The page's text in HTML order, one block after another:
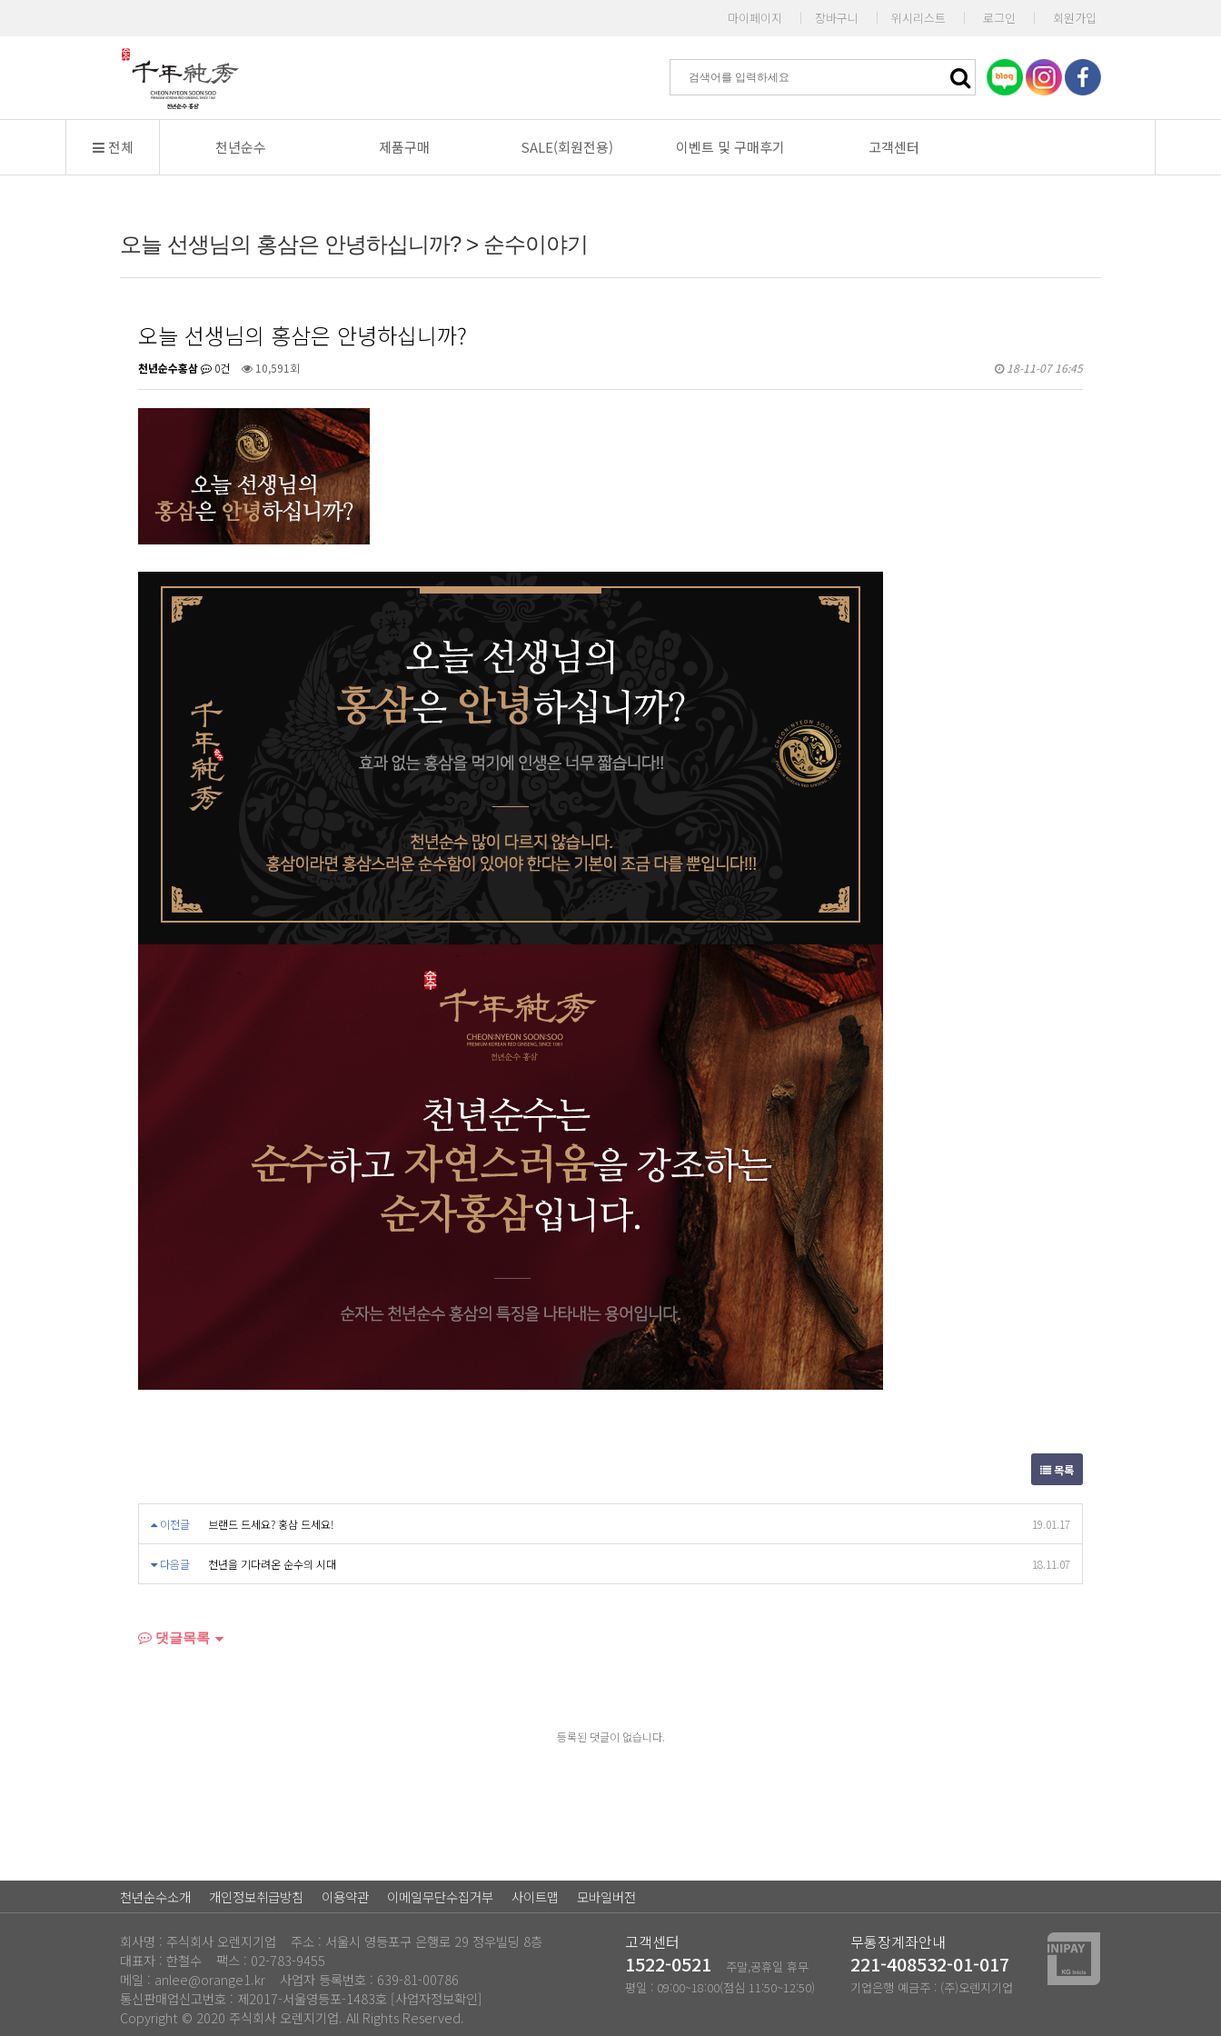
마이페이지 | 장바구니 | 위시리스트 | 로그인 | 회원가입
전체 천년순수 제품구매 SALE(회원전용) 이벤트 및 구매후기 고객센터
오늘 선생님의 홍삼은 안녕하십니까? > 순수이야기
오늘 선생님의 홍삼은 안녕하십니까?
천년순수홍삼 0건 10,591회 18-11-07 16:45
목록
이전글 브랜드 드세요? 홍삼 드세요! 19.01.17
다음글 천년을 기다려온 순수의 시대 18.11.07
댓글목록
등록된 댓글이 없습니다.
천년순수소개 개인정보취급방침 이용약관 이메일무단수집거부 사이트맵 모바일버전
회사명 : 주식회사 오렌지기업 주소 : 서울시 영등포구 은행로 29 정우빌딩 8층
대표자 : 한철수
팩스 : 02-783-9455
메일 : anlee@orange1.kr 사업자 등록번호 : 639-81-00786
통신판매업신고번호 : 제2017-서울영등포-1483호 [사업자정보확인]
Copyright © 2020 주식회사 오렌지기업. All Rights Reserved.
무통장계좌안내
221-408532-01-017
기업은행 예금주 : (주)오렌지기업
고객센터
1522-0521 주말,공휴일 휴무
평일 : 09:00~18:00(점심 11:50~12:50)